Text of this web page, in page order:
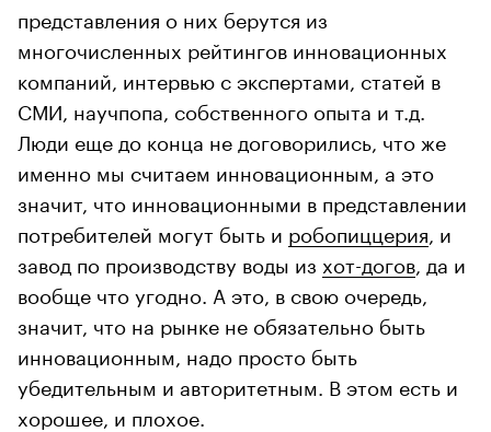
представления о них берутся из
многочисленных рейтингов инновационных
компаний, интервью с экспертами, статей в
СМИ, научпопа, собственного опыта и т.д.
Люди еще до конца не договорились, что же
именно мы считаем инновационным, а это
значит, что инновационными в представлении
потребителей могут быть и робопиццерия , и
завод по производству воды из хот-догов , да и
вообще что угодно. А это, в свою очередь,
значит, что на рынке не обязательно быть
инновационным, надо просто быть
убедительным и авторитетным. В этом есть и
хорошее, и плохое.